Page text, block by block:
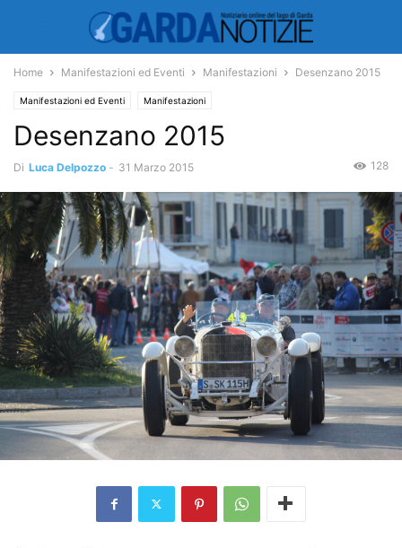
Home Manifestazioni ed Eventi Manifestazioni Desenzano 2015
Manifestazioni ed Eventi Manifestazioni
Desenzano 2015
Di Luca Delpozzo - 31 Marzo 2015 128